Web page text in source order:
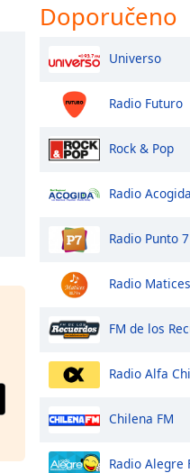
Doporučeno
Universo
Radio Futuro
Rock & Pop
Radio
Radio Punto
Radio Matices
FM de los
Radio Alfa
Chilena FM
Radio Alegre